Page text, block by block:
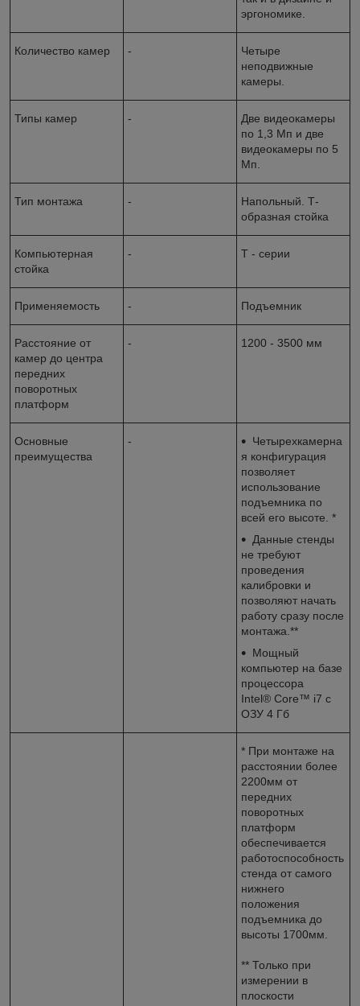
эргономике.
Количество камер -
Четыре
неподвижные
камеры.
Типы камер -
Две видеокамеры
по 1,3 Мп и две
видеокамеры по 5
Мп.
Тип монтажа -
Напольный. Т-
образная стойка
Компьютерная
стойка
- T - серии
Применяемость - Подъемник
Расстояние от
камер до центра
передних
поворотных
платформ
- 1200 - 3500 мм
Основные
преимущества
-
Четырехкамерна
я конфигурация
позволяет
использование
подъемника по
всей его высоте. *
Данные стенды
не требуют
проведения
калибровки и
позволяют начать
работу сразу после
монтажа.**
Мощный
компьютер на базе
процессора
Intel® Core™ i7 с
ОЗУ 4 Гб
* При монтаже на
расстоянии более
2200мм от
передних
поворотных
платформ
обеспечивается
работоспособность
стенда от самого
нижнего
положения
подъемника до
высоты 1700мм.
** Только при
измерении в
плоскости